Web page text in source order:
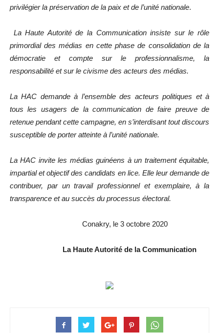
privilégier la préservation de la paix et de l’unité nationale.
La Haute Autorité de la Communication insiste sur le rôle
primordial des médias en cette phase de consolidation de la
démocratie et compte sur le professionnalisme, la
responsabilité et sur le civisme des acteurs des médias.
La HAC demande à l’ensemble des acteurs politiques et à
tous les usagers de la communication de faire preuve de
retenue pendant cette campagne, en s’interdisant tout discours
susceptible de porter atteinte à l’unité nationale.
La HAC invite les médias guinéens à un traitement équitable,
impartial et objectif des candidats en lice. Elle leur demande de
contribuer, par un travail professionnel et exemplaire, à la
transparence et au succès du processus électoral.
Conakry, le 3 octobre 2020
La Haute Autorité de la Communication